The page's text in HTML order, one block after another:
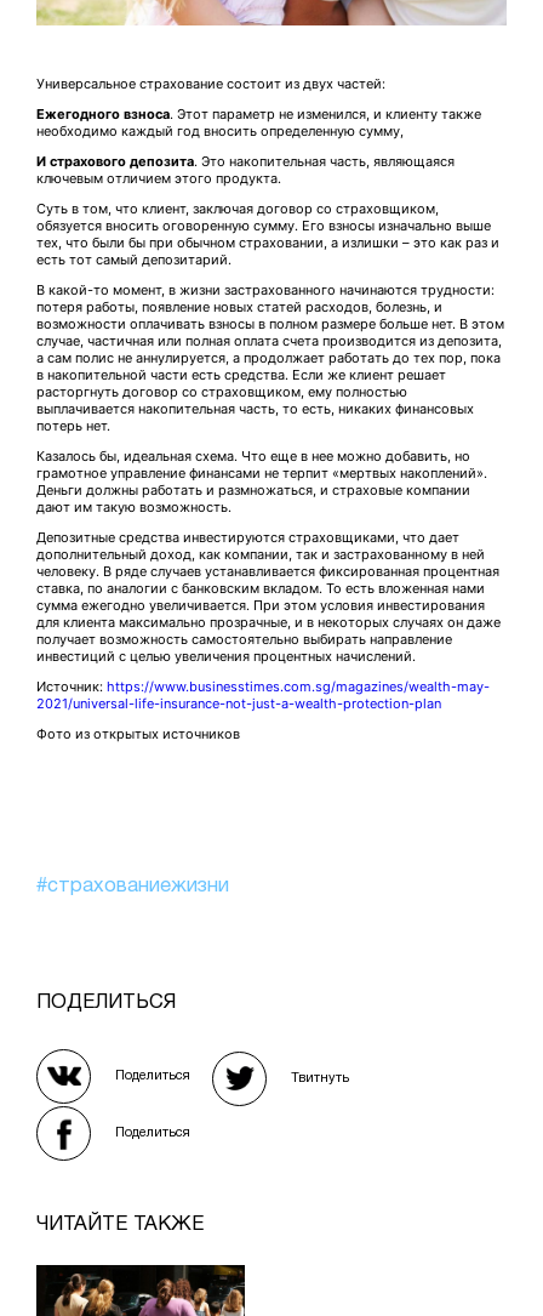
Универсальное страхование состоит из двух частей:
Ежегодного взноса. Этот параметр не изменился, и клиенту также
необходимо каждый год вносить определенную сумму,
И страхового депозита. Это накопительная часть, являющаяся
ключевым отличием этого продукта.
Суть в том, что клиент, заключая договор со страховщиком,
обязуется вносить оговоренную сумму. Его взносы изначально выше
тех, что были бы при обычном страховании, а излишки – это как раз и
есть тот самый депозитарий.
В какой-то момент, в жизни застрахованного начинаются трудности:
потеря работы, появление новых статей расходов, болезнь, и
возможности оплачивать взносы в полном размере больше нет. В этом
случае, частичная или полная оплата счета производится из депозита,
а сам полис не аннулируется, а продолжает работать до тех пор, пока
в накопительной части есть средства. Если же клиент решает
расторгнуть договор со страховщиком, ему полностью
выплачивается накопительная часть, то есть, никаких финансовых
потерь нет.
Казалось бы, идеальная схема. Что еще в нее можно добавить, но
грамотное управление финансами не терпит «мертвых накоплений».
Деньги должны работать и размножаться, и страховые компании
дают им такую возможность.
Депозитные средства инвестируются страховщиками, что дает
дополнительный доход, как компании, так и застрахованному в ней
человеку. В ряде случаев устанавливается фиксированная процентная
ставка, по аналогии с банковским вкладом. То есть вложенная нами
сумма ежегодно увеличивается. При этом условия инвестирования
для клиента максимально прозрачные, и в некоторых случаях он даже
получает возможность самостоятельно выбирать направление
инвестиций с целью увеличения процентных начислений.
Источник: https://www.businesstimes.com.sg/magazines/wealth-may-
2021/universal-life-insurance-not-just-a-wealth-protection-plan
Фото из открытых источников
#страхованиежизни
ПОДЕЛИТЬСЯ
Поделиться Твитнуть
Поделиться
ЧИТАЙТЕ ТАКЖЕ